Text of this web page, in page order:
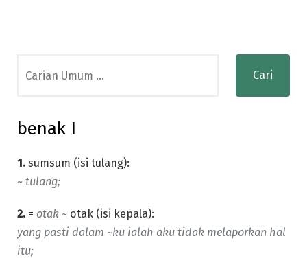
for:
benak I
1. sumsum (isi tulang):
~ tulang;
2. = otak ~ otak (isi kepala):
yang pasti dalam ~ku ialah aku tidak melaporkan hal
itu;